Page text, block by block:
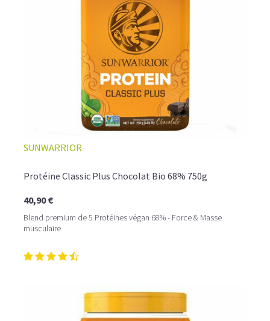
☕ LATTE MACCHIATO GLACÉ
SUNWARRIOR
Protéine Classic Plus Chocolat Bio 68% 750g
40,90 €
Blend premium de 5 Protéines végan 68% - Force & Masse
musculaire